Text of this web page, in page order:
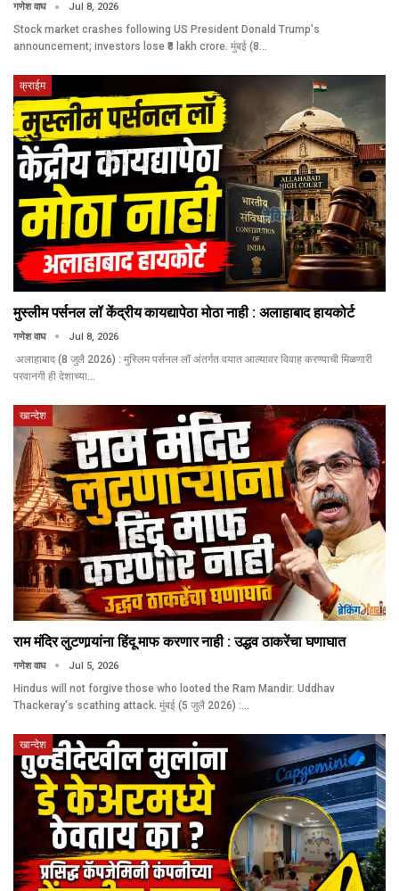
गणेश वाघ Jul 8, 2026
Stock market crashes following US President Donald Trump's
announcement; investors lose ₹8 lakh crore. मुंबई (8…
क्राईम
मुस्लीम पर्सनल लॉ केंद्रीय कायद्यापेठा मोठा नाही : अलाहाबाद हायकोर्ट
गणेश वाघ Jul 8, 2026
अलाहाबाद (8 जुलै 2026) : मुस्लिम पर्सनल लॉ अंतर्गत वयात आल्यावर विवाह करण्याची मिळणारी
परवानगी ही देशाच्या…
खान्देश
राम मंदिर लुटणार्‍यांना हिंदू माफ करणार नाही : उद्धव ठाकरेंचा घणाघात
गणेश वाघ Jul 5, 2026
Hindus will not forgive those who looted the Ram Mandir: Uddhav
Thackeray's scathing attack. मुंबई (5 जुलै 2026) :…
खान्देश